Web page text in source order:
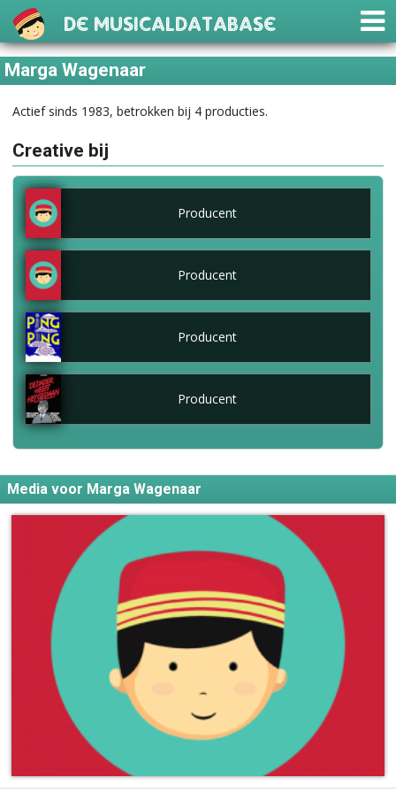
De Musicaldatabase
Marga Wagenaar
Actief sinds 1983, betrokken bij 4 producties.
Creative bij
Producent
Producent
Producent
Producent
Media voor Marga Wagenaar